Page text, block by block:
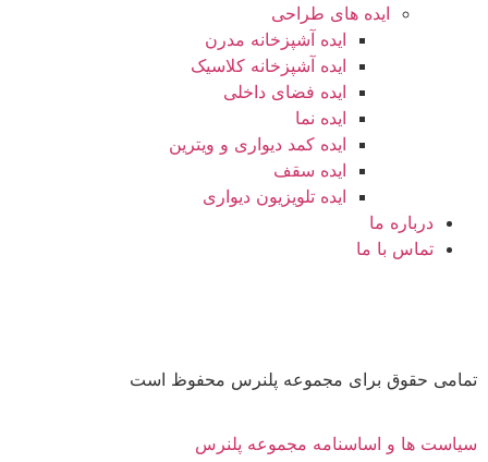
ایده های طراحی
ایده آشپزخانه مدرن
ایده آشپزخانه کلاسیک
ایده فضای داخلی
ایده نما
ایده کمد دیواری و ویترین
ایده سقف
ایده تلویزیون دیواری
درباره ما
تماس با ما
تمامی حقوق برای مجموعه پلنرس محفوظ است
سیاست ها و اساسنامه مجموعه پلنرس